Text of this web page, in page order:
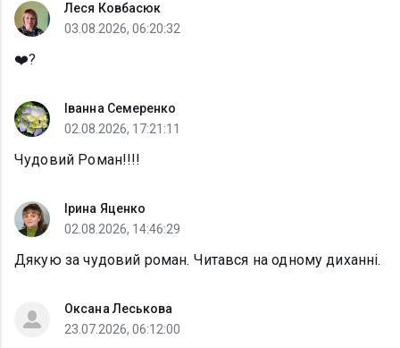
Леся Ковбасюк
03.08.2026, 06:20:32
❤️?
Іванна Семеренко
02.08.2026, 17:21:11
Чудовий Роман!!!!
Ірина Яценко
02.08.2026, 14:46:29
Дякую за чудовий роман. Читався на одному диханні.
Оксана Леськова
23.07.2026, 06:12:00